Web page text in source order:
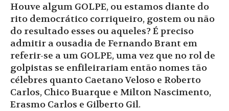
Houve algum GOLPE, ou estamos diante do
rito democrático corriqueiro, gostem ou não
do resultado esses ou aqueles? É preciso
admitir a ousadia de Fernando Brant em
referir-se a um GOLPE, uma vez que no rol de
golpistas se enfileirariam então nomes tão
célebres quanto Caetano Veloso e Roberto
Carlos, Chico Buarque e Milton Nascimento,
Erasmo Carlos e Gilberto Gil.